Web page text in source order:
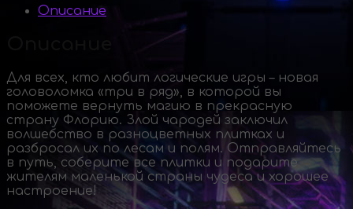
Описание
Для всех, кто любит логические игры – новая
головоломка «три в ряд», в которой вы
поможете вернуть магию в прекрасную
страну Флорию. Злой чародей заключил
волшебство в разноцветных плитках и
разбросал их по лесам и полям. Отправляйтесь
в путь, соберите все плитки и подарите
жителям маленькой страны чудеса и хорошее
настроение!